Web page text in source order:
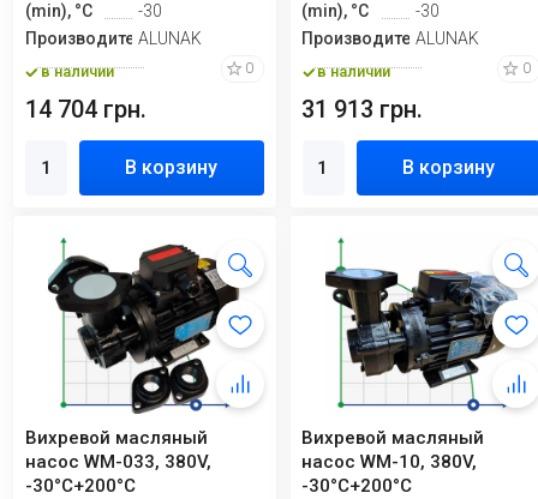
(min), °C
-30
ПроизводительALUNAK
в наличии 0
14 704 грн.
В корзину
(min), °C
-30
ПроизводительALUNAK
в наличии 0
31 913 грн.
В корзину
Вихревой масляный
насос WM-033, 380V,
-30°C+200°C
Вихревой масляный
насос WM-10, 380V,
-30°C+200°C